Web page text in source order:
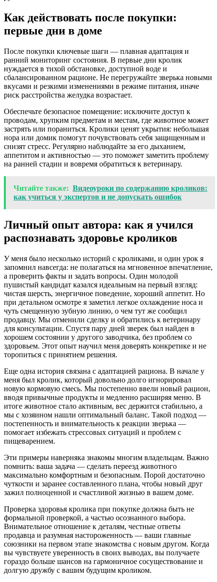
Как действовать после покупки:
первые дни в доме
После покупки ключевые шаги — плавная адаптация и
ранний мониторинг состояния. В первые дни кролик
нуждается в тихой обстановке, доступной воде и
сбалансированном рационе. Не перегружайте зверька новыми
вкусами и резкими изменениями в режиме питания, иначе
риск расстройства желудка возрастает.
Обеспечьте безопасное помещение: исключите доступ к
проводам, хрупким предметам и местам, где животное может
застрять или пораниться. Кролики ценят укрытия: небольшая
нора или домик помогут почувствовать себя защищенным и
снизят стресс. Регулярно наблюдайте за его дыханием,
аппетитом и активностью — это поможет заметить проблему
на ранней стадии и вовремя обратиться к ветеринару.
Читайте также: Видеоуроки по содержанию кроликов:
как учиться у экспертов и не допускать ошибок
Личный опыт автора: как я учился
распознавать здоровье кроликов
У меня было несколько историй с кроликами, и один урок я
запомнил навсегда: не полагаться на мгновенное впечатление,
а проверить факты и задать вопросы. Один молодой
пушистый кандидат казался идеальным на первый взгляд:
чистая шерсть, энергичное поведение, хороший аппетит. Но
при детальном осмотре я заметил легкое охлаждение носа и
чуть смещенную зубную линию, о чем тут же сообщил
продавцу. Мы отменили сделку и обратились к ветеринару
для консультации. Спустя пару дней зверек был найден в
хорошем состоянии у другого заводчика, без проблем со
здоровьем. Этот опыт научил меня доверять конкретике и не
торопиться с принятием решения.
Еще одна история связана с адаптацией рациона. В начале у
меня был кролик, который довольно долго игнорировал
новую кормовую смесь. Мы постепенно ввели новый рацион,
вводя привычные продукты и медленно расширяя меню. В
итоге животное стало активным, вес держится стабильно, а
мы с хозяином нашли оптимальный баланс. Такой подход —
постепенность и внимательность к реакции зверька —
помогает избежать стрессовых ситуаций и проблем с
пищеварением.
Эти примеры наверняка знакомы многим владельцам. Важно
помнить: ваша задача — сделать переезд животного
максимально комфортным и безопасным. Порой достаточно
чуткости и заранее составленного плана, чтобы новый друг
зажил полноценной и счастливой жизнью в вашем доме.
Проверка здоровья кролика при покупке должна быть не
формальной проверкой, а частью осознанного выбора.
Внимательное отношение к деталям, честные ответы
продавца и разумная настороженность — ваши главные
союзники на первом этапе знакомства с новым другом. Когда
вы чувствуете уверенность в своих выводах, вы получаете
гораздо больше шансов на гармоничное сосуществование и
долгую дружбу с вашим будущим кроликом.